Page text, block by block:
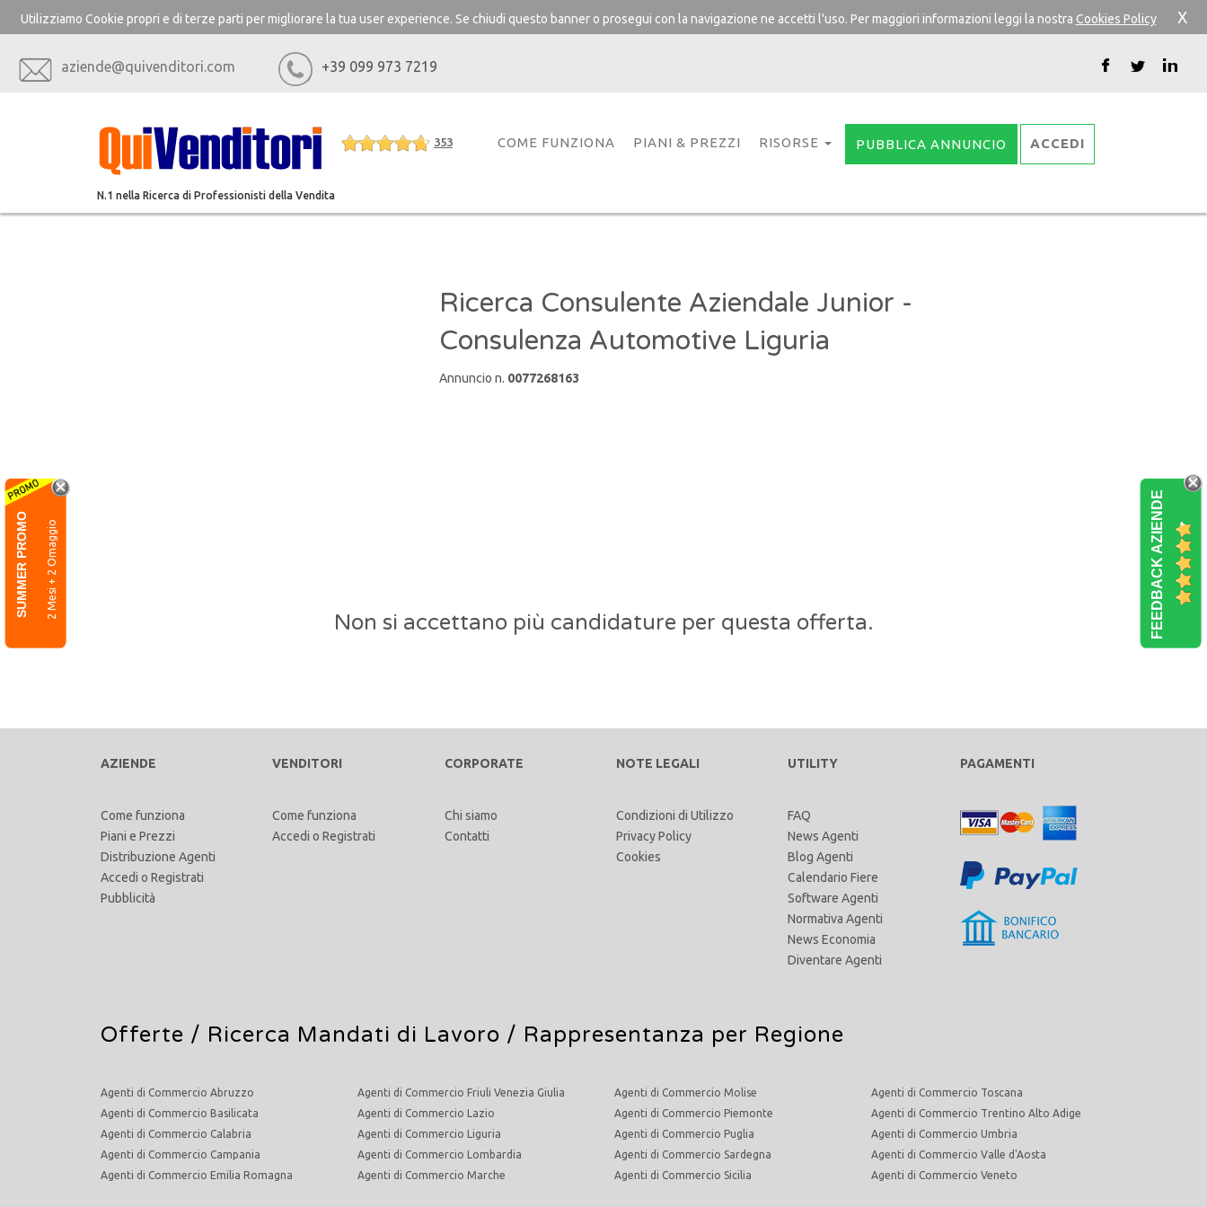
Utilizziamo Cookie propri e di terze parti per migliorare la tua user experience. Se chiudi questo banner o prosegui con la navigazione ne accetti l'uso. Per maggiori informazioni leggi la nostra Cookies Policy X
aziende@quivenditori.com +39 099 973 7219
353
N.1 nella Ricerca di Professionisti della Vendita
COME FUNZIONA PIANI & PREZZI RISORSE PUBBLICA ANNUNCIO ACCEDI
FEEDBACK AZIENDE
SUMMER PROMO 2 Mesi + 2 Omaggio
Ricerca Consulente Aziendale Junior -
Consulenza Automotive Liguria
Annuncio n. 0077268163
Non si accettano più candidature per questa offerta.
AZIENDE
Come funziona
Piani e Prezzi
Distribuzione Agenti
Accedi o Registrati
Pubblicità
VENDITORI
Come funziona
Accedi oRegistrati
CORPORATE
Chi siamo
Contatti
NOTE LEGALI
Condizioni di Utilizzo
Privacy Policy
Cookies
UTILITY
FAQ
News Agenti
Blog Agenti
Calendario Fiere
Software Agenti
Normativa Agenti
News Economia
Diventare Agenti
PAGAMENTI
Offerte / Ricerca Mandati di Lavoro / Rappresentanza per Regione
Agenti di Commercio Abruzzo
Agenti di Commercio Basilicata
Agenti di Commercio Calabria
Agenti di Commercio Campania
Agenti di Commercio Emilia Romagna
Agenti di Commercio Friuli Venezia Giulia
Agenti di Commercio Lazio
Agenti di Commercio Liguria
Agenti di Commercio Lombardia
Agenti di Commercio Marche
Agenti di Commercio Molise
Agenti di Commercio Piemonte
Agenti di Commercio Puglia
Agenti di Commercio Sardegna
Agenti di Commercio Sicilia
Agenti di Commercio Toscana
Agenti di Commercio Trentino Alto Adige
Agenti di Commercio Umbria
Agenti di Commercio Valle d'Aosta
Agenti di Commercio Veneto